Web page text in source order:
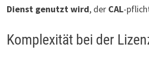
Dienst genutzt wird, der CAL-
Komplexität bei der